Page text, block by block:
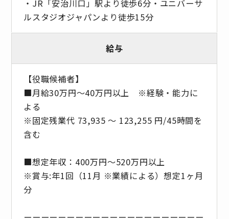
・JR「安治川口」駅より徒歩6分・ユニバーサ
ルスタジオジャパンより徒歩15分
給与
【役職候補者】
■月給30万円〜40万円以上 ※経験・能力に
よる
※固定残業代 73,935 〜 123,255 円/45時間を
含む
■想定年収：400万円～520万円以上
※賞与:年1回（11月 ※業績による）想定1ヶ月
分